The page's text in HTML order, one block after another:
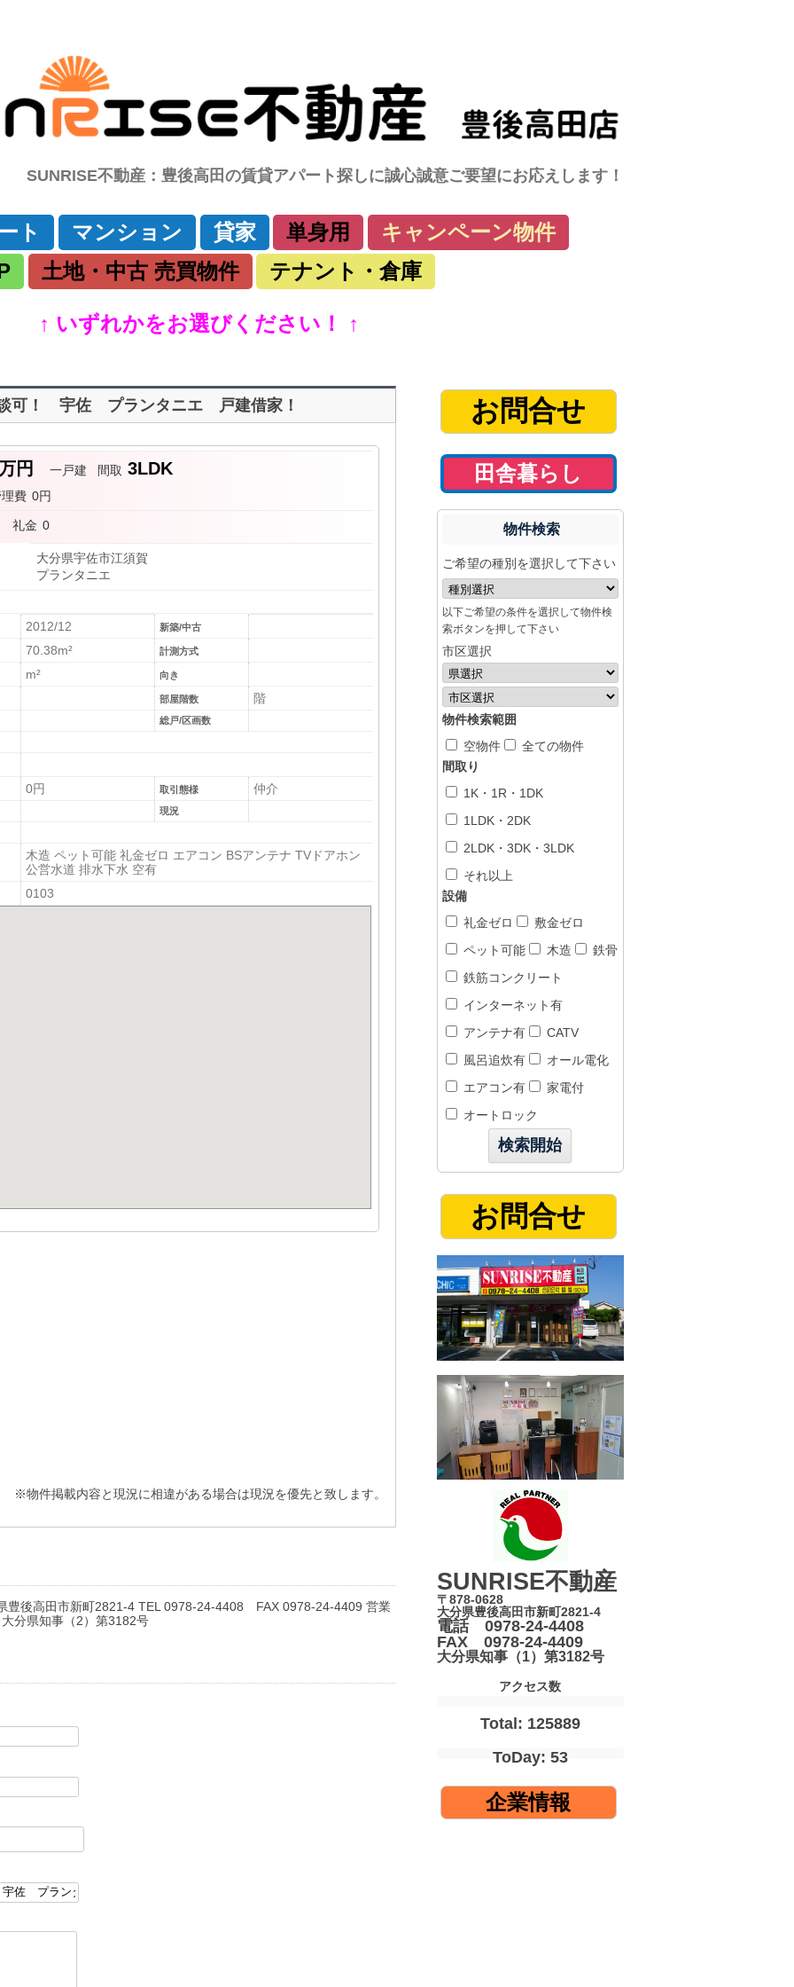
SUNRISE不動産：豊後高田の賃貸アパート探しに誠心誠意ご要望にお応えします！
コ
ン
ツ
へ
移
ト マンション 貸家 単身用
キャンペーン物件
土地・中古 売買物件 テナント・倉庫
↑ いずれかをお選びください！ ↑
可！ 宇佐 プランタニエ 戸建借家！
円 一戸建 間取 3LDK
費 0円
礼金 0
大分県宇佐市江須賀
プランタニエ
2012/12 新築/中古
70.38m² 計測方式
m² 向き
部屋階数 階
総戸/区画数
0円 取引態様 仲介
現況
木造 ペット可能 礼金ゼロ エアコン BSアンテナ TVドアホン
公営水道 排水下水 空有
0103
※物件掲載内容と現況に相違がある場合は現況を優先と致します。
豊後高田市新町2821-4 TEL 0978-24-4408 FAX 0978-24-4409 営業
分県知事（2）第3182号
お問合せ
田舎暮らし
物件検索
ご希望の種別を選択して下さい
以下ご希望の条件を選択して物件検
索ボタンを押して下さい
市区選択
物件検索範囲
空物件
全ての物件
間取り
1K・1R・1DK
1LDK・2DK
2LDK・3DK・3LDK
それ以上
設備
礼金ゼロ
敷金ゼロ
ペット可能
木造
鉄骨
鉄筋コンクリート
インターネット有
アンテナ有
CATV
風呂追炊有
オール電化
エアコン有
家電付
オートロック
お問合せ
SUNRISE不動産
〒878-0628
大分県豊後高田市新町2821-4
電話 0978-24-4408
FAX 0978-24-4409
大分県知事（1）第3182号
アクセス数
Total: 125889
ToDay: 53
企業情報